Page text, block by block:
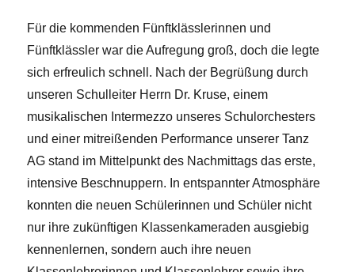
Für die kommenden Fünftklässlerinnen und
Fünftklässler war die Aufregung groß, doch die legte
sich erfreulich schnell. Nach der Begrüßung durch
unseren Schulleiter Herrn Dr. Kruse, einem
musikalischen Intermezzo unseres Schulorchesters
und einer mitreißenden Performance unserer Tanz
AG stand im Mittelpunkt des Nachmittags das erste,
intensive Beschnuppern. In entspannter Atmosphäre
konnten die neuen Schülerinnen und Schüler nicht
nur ihre zukünftigen Klassenkameraden ausgiebig
kennenlernen, sondern auch ihre neuen